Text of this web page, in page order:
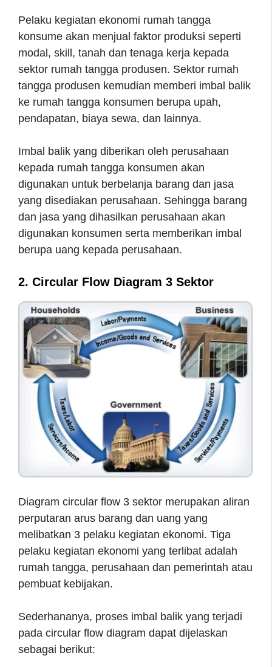
Pelaku kegiatan ekonomi rumah tangga
konsume akan menjual faktor produksi seperti
modal, skill, tanah dan tenaga kerja kepada
sektor rumah tangga produsen. Sektor rumah
tangga produsen kemudian memberi imbal balik
ke rumah tangga konsumen berupa upah,
pendapatan, biaya sewa, dan lainnya.
Imbal balik yang diberikan oleh perusahaan
kepada rumah tangga konsumen akan
digunakan untuk berbelanja barang dan jasa
yang disediakan perusahaan. Sehingga barang
dan jasa yang dihasilkan perusahaan akan
digunakan konsumen serta memberikan imbal
berupa uang kepada perusahaan.
2. Circular Flow Diagram 3 Sektor
Diagram circular flow 3 sektor merupakan aliran
perputaran arus barang dan uang yang
melibatkan 3 pelaku kegiatan ekonomi. Tiga
pelaku kegiatan ekonomi yang terlibat adalah
rumah tangga, perusahaan dan pemerintah atau
pembuat kebijakan.
Sederhananya, proses imbal balik yang terjadi
pada circular flow diagram dapat dijelaskan
sebagai berikut: